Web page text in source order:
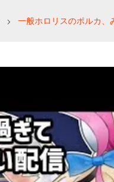
一般ホロリスのポルカ、